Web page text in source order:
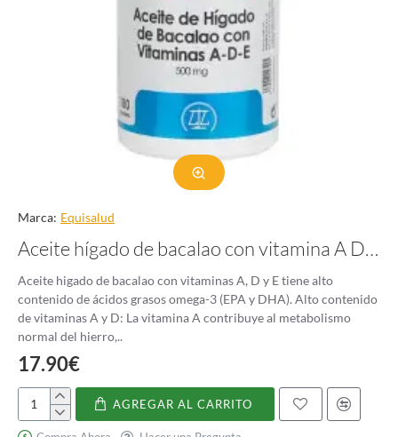
Marca: Equisalud
Aceite hígado de bacalao con vitamina A D y E
Aceite higado de bacalao con vitaminas A, D y E tiene alto
contenido de ácidos grasos omega-3 (EPA y DHA). Alto contenido
de vitaminas A y D: La vitamina A contribuye al metabolismo
normal del hierro,..
17.90€
Aceite
hígado
AGREGAR AL CARRITO